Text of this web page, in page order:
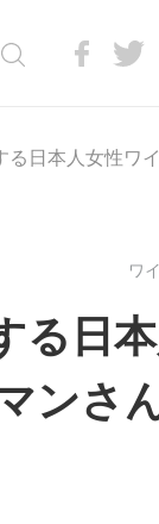
日本人女性ワ
ワ
る日
ンさ